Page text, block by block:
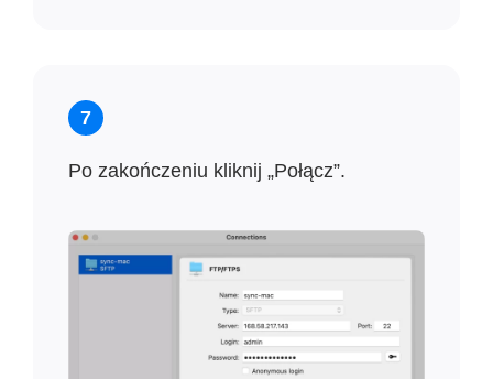
7
Po zakończeniu kliknij „Połącz”.